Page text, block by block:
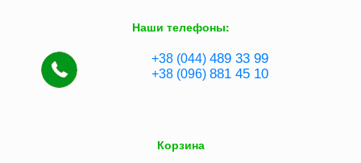
Наши телефоны:
+38 (044) 489 33 99
+38 (096) 88145 10
Корзина